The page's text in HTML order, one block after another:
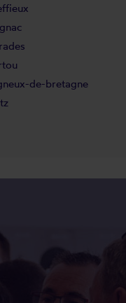
de-bretagne